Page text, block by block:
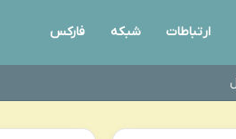
ارتباطات شبکه فارکس